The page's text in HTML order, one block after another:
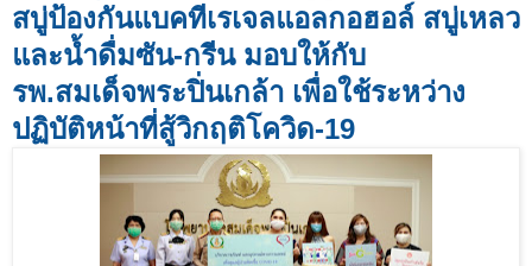
สบู่ป้องกันแบคทีเรเจลแอลกอฮอล์ สบู่เหลว
และน้ำดื่มซัน-กรีน มอบให้กับ
รพ.สมเด็จพระปิ่นเกล้า เพื่อใช้ระหว่าง
ปฏิบัติหน้าที่สู้วิกฤติโควิด-19